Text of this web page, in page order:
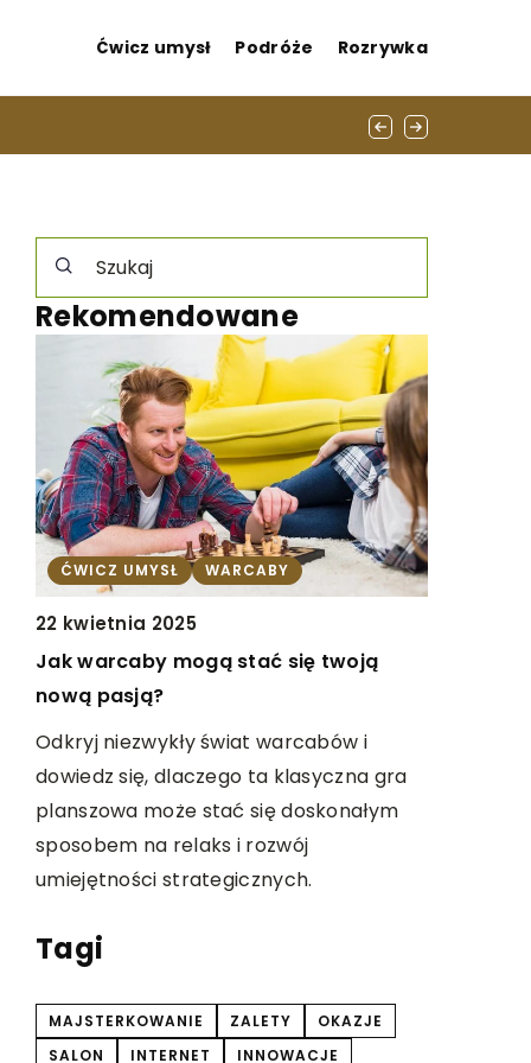
Ćwicz umysł Podróże Rozrywka
Rekomendowane
ĆWICZ UMYSŁ WARCABY
22 kwietnia 2025
Jak warcaby mogą stać się twoją
nową pasją?
Odkryj niezwykły świat warcabów i
dowiedz się, dlaczego ta klasyczna gra
planszowa może stać się doskonałym
sposobem na relaks i rozwój
umiejętności strategicznych.
Tagi
MAJSTERKOWANIE ZALETY
OKAZJE
SALON
INTERNET
INNOWACJE